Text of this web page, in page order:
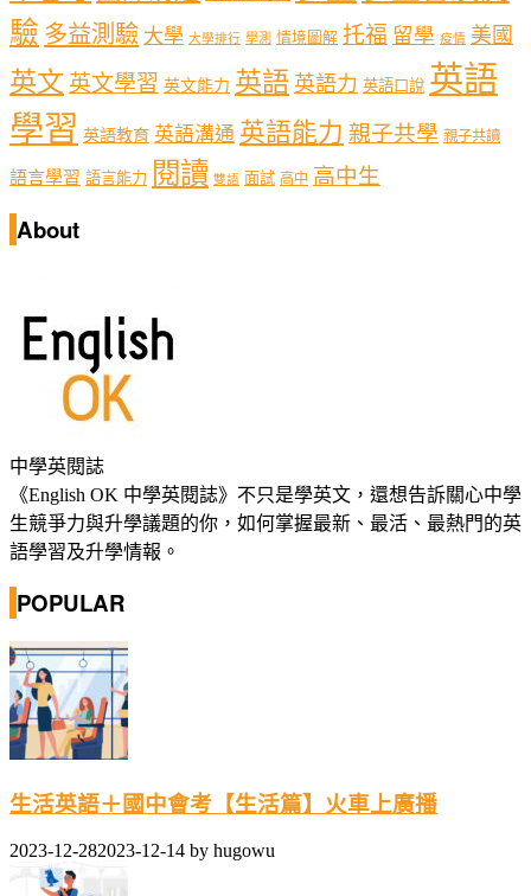
驗 多益測驗 大學 大學排行 學測 情境圖解 托福 留學 疫情 美國
英文 英文學習 英文能力 英語 英語力 英語口說 英語
學習 英語教育 英語溝通 英語能力 親子共學 親子共讀
語言學習 語言能力 閱讀 雙語 面試 高中 高中生
About
中學英閱誌
《English OK 中學英閱誌》不只是學英文，還想告訴關心中學
生競爭力與升學議題的你，如何掌握最新、最活、最熱門的英
語學習及升學情報。
POPULAR
生活英語＋國中會考【生活篇】火車上廣播
2023-12-282023-12-14 by hugowu